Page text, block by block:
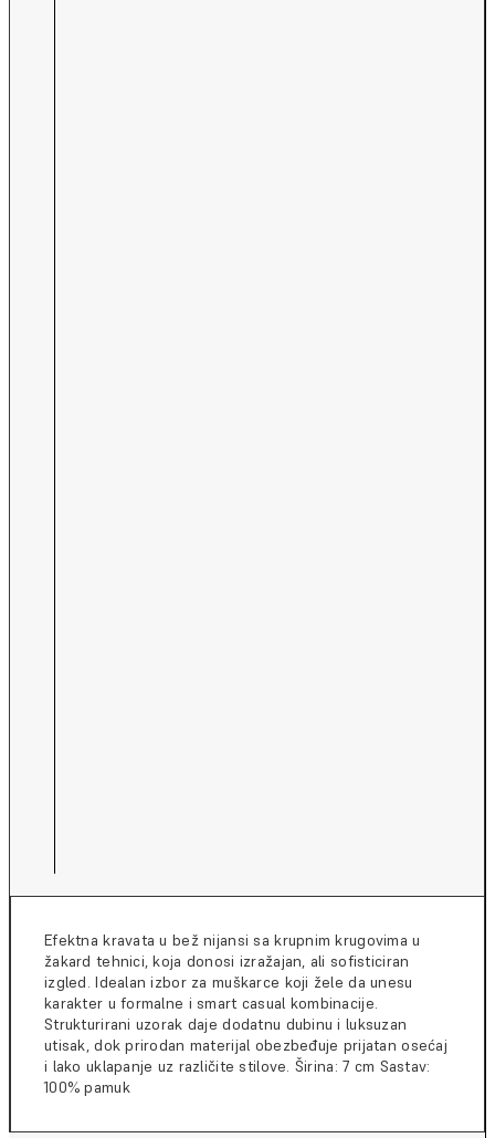
Efektna kravata u bež nijansi sa krupnim krugovima u
žakard tehnici, koja donosi izražajan, ali sofisticiran
izgled. Idealan izbor za muškarce koji žele da unesu
karakter u formalne i smart casual kombinacije.
Strukturirani uzorak daje dodatnu dubinu i luksuzan
utisak, dok prirodan materijal obezbeđuje prijatan osećaj
i lako uklapanje uz različite stilove. Širina: 7 cm Sastav:
100% pamuk